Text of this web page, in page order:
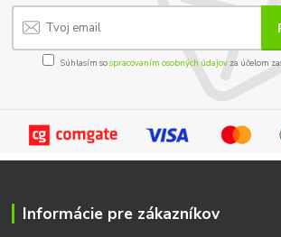
Súhlasím sospracovaním osobných údajov za účelom
Informácie pre zákazníkov